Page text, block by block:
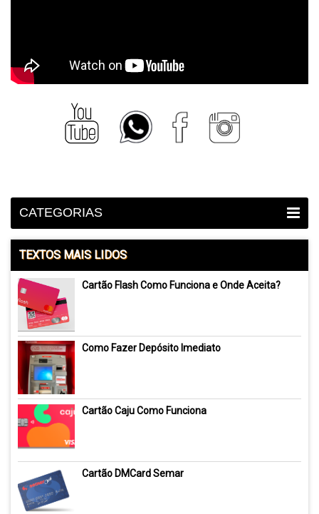
CATEGORIAS
TEXTOS MAIS LIDOS
Cartão Flash Como Funciona e Onde Aceita?
Como Fazer Depósito Imediato
Cartão Caju Como Funciona
Cartão DMCard Semar